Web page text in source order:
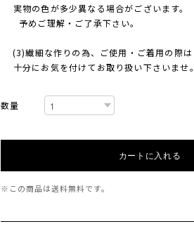
実物の色が多少異なる場合がございます。
予めご理解・ご了承下さい。
(3)繊細な作りの為、ご使用・ご着用の際は
十分にお気を付けてお取り扱い下さいませ。
数量
カートに入れる
※この商品は送料無料です。